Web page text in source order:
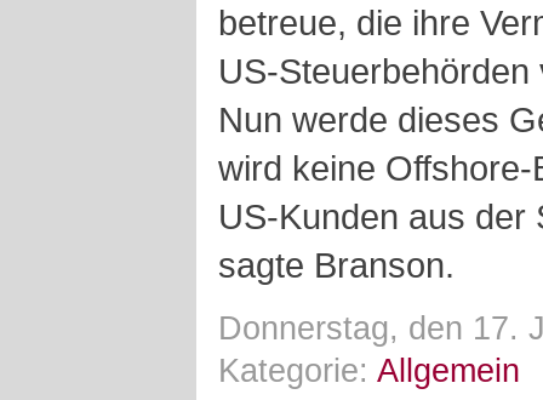
betreue, die ihre
US-
Nun werde dieses
wird keine
US-Kunden aus der
sagte Branson.
Donnerstag, den 17.
Kategorie: Allgemein